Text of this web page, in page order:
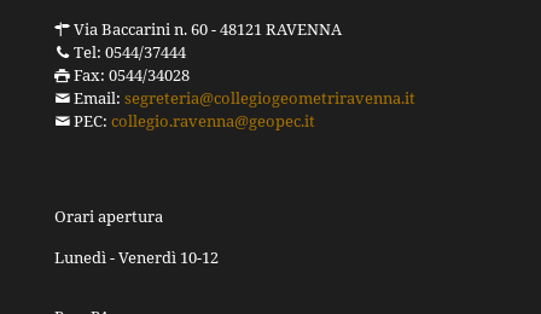
Via Baccarini n. 60 - 48121 RAVENNA
Tel: 0544/37444
Fax: 0544/34028
Email: segreteria@collegiogeometriravenna.it
PEC: collegio.ravenna@geopec.it
Orari apertura
Lunedì - Venerdì 10-12